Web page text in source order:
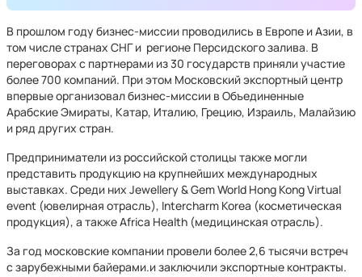
В прошлом году бизнес-миссии проводились в Европе и Азии, в
том числе странах СНГ и регионе Персидского залива. В
переговорах с партнерами из 30 государств приняли участие
более 700 компаний. При этом Московский экспортный центр
впервые организовал бизнес-миссии в Объединенные
Арабские Эмираты, Катар, Италию, Грецию, Израиль, Малайзию
и ряд других стран.
Предприниматели из российской столицы также могли
представить продукцию на крупнейших международных
выставках. Среди них Jewellery & Gem World Hong Kong Virtual
event (ювелирная отрасль), Intercharm Korea (косметическая
продукция), а также Africa Health (медицинская отрасль).
За год московские компании провели более 2,6 тысячи встреч
с зарубежными байерами.и заключили экспортные контракты.